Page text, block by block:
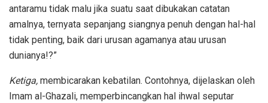
antaramu tidak malu jika suatu saat dibukakan catatan
amalnya, ternyata sepanjang siangnya penuh dengan hal-hal
tidak penting, baik dari urusan agamanya atau urusan
dunianya!?”
Ketiga, membicarakan kebatilan. Contohnya, dijelaskan oleh
Imam al-Ghazali, memperbincangkan hal ihwal seputar